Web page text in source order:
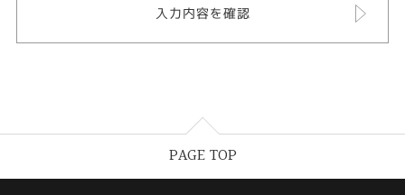
PAGE TOP